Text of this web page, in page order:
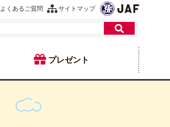
よくあるご質問 サイトマップ
プレゼント